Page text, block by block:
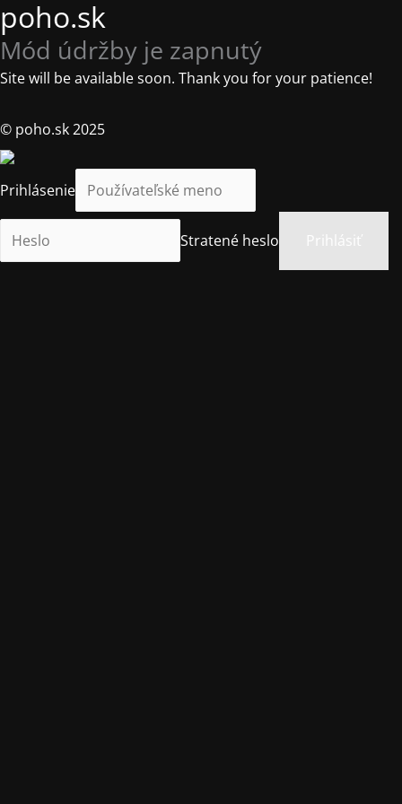
poho.sk
Mód údržby je zapnutý
Site will be available soon. Thank you for your patience!
© poho.sk 2025
Prihlásenie
Stratené heslo